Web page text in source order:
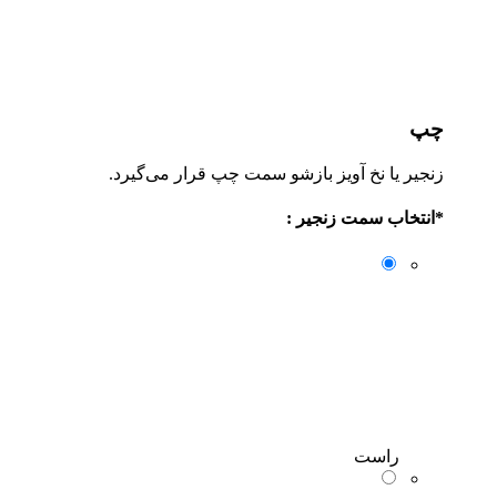
چپ
زنجیر یا نخ آویز بازشو سمت چپ قرار می‌گیرد.
* انتخاب سمت زنجیر :
راست